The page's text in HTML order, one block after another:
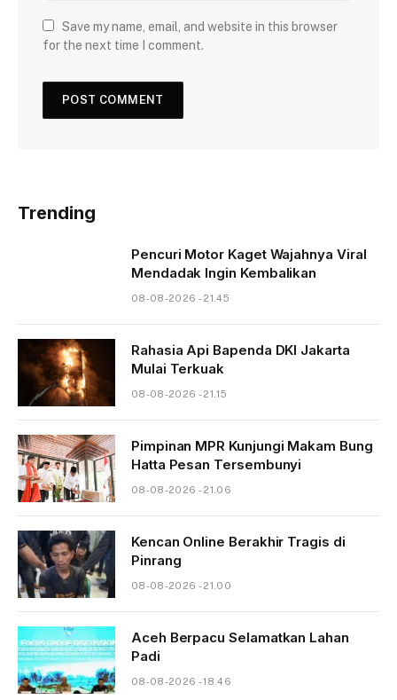
Save my name, email, and website in this browser
for the next time I comment.
Trending
Pencuri Motor Kaget Wajahnya Viral
Mendadak Ingin Kembalikan
08-08-2026 - 21.45
Rahasia Api Bapenda DKI Jakarta
Mulai Terkuak
08-08-2026 - 21.15
Pimpinan MPR Kunjungi Makam Bung
Hatta Pesan Tersembunyi
08-08-2026 - 21.06
Kencan Online Berakhir Tragis di
Pinrang
08-08-2026 - 21.00
Aceh Berpacu Selamatkan Lahan
Padi
08-08-2026 - 18.46